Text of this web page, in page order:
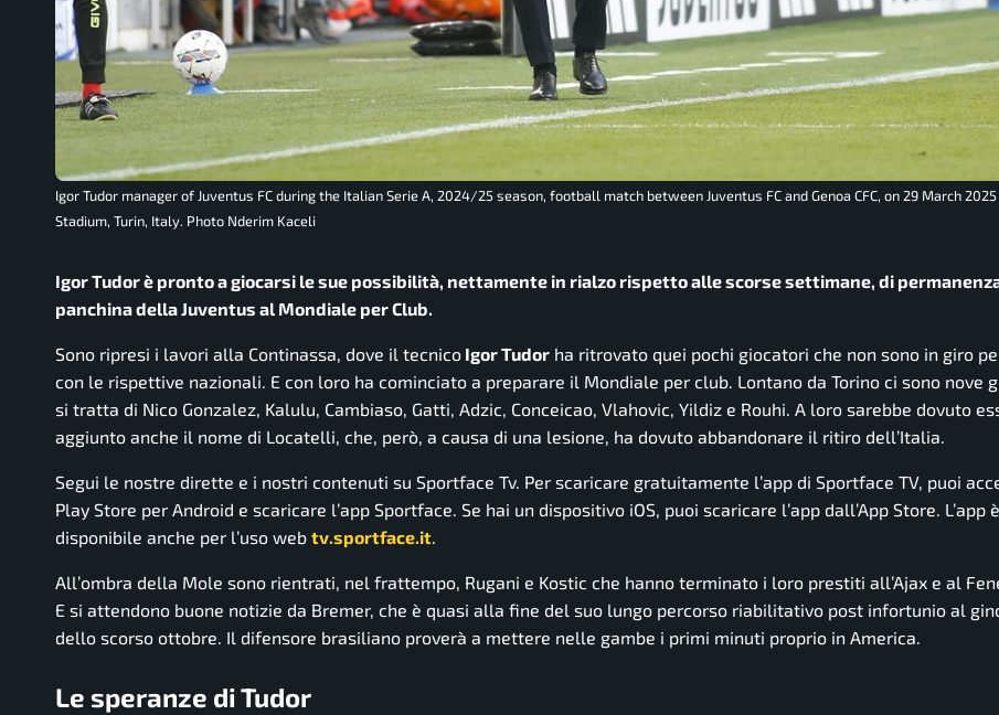
Igor Tudor manager of Juventus FC during the Italian Serie A, 2024/25 season, football match between Juventus FC and Genoa CFC, on 29 March
Stadium, Turin, Italy. Photo Nderim Kaceli
Igor Tudor è pronto a giocarsi le sue possibilità, nettamente in rialzo rispetto alle scorse settimane, di
panchina della Juventus al Mondiale per Club.
Sono ripresi i lavori alla Continassa, dove il tecnico Igor Tudor ha ritrovato quei pochi giocatori che non sono in giro
con le rispettive nazionali. E con loro ha cominciato a preparare il Mondiale per club. Lontano da Torino ci sono nove
si tratta di Nico Gonzalez, Kalulu, Cambiaso, Gatti, Adzic, Conceicao, Vlahovic, Yildiz e Rouhi. A loro sarebbe dovuto
aggiunto anche il nome di Locatelli, che, però, a causa di una lesione, ha dovuto abbandonare il ritiro dell’Italia.
Segui le nostre dirette e i nostri contenuti su Sportface Tv. Per scaricare gratuitamente l’app di Sportface TV, puoi
Play Store per Android e scaricare l’app Sportface. Se hai un dispositivo iOS, puoi scaricare l’app dall’App Store. L’app è
disponibile anche per l’uso web tv.sportface.it.
All’ombra della Mole sono rientrati, nel frattempo, Rugani e Kostic che hanno terminato i loro prestiti all’Ajax e al
E si attendono buone notizie da Bremer, che è quasi alla fine del suo lungo percorso riabilitativo post infortunio al
dello scorso ottobre. Il difensore brasiliano proverà a mettere nelle gambe i primi minuti proprio in America.
Le speranze di Tudor